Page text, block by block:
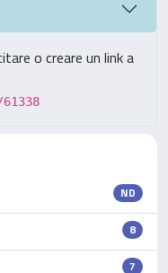
o creare un link a
ND
8
7